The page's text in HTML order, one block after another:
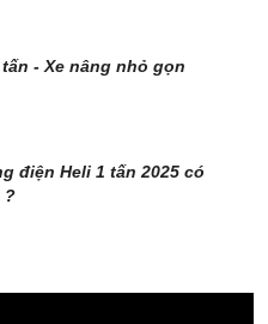
- Xe nâng nhỏ gọn
điện Heli 1 tấn 2025 có
?